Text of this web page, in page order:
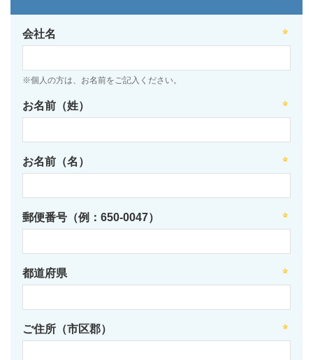
会社名
※個人の方は、お名前をご記入ください。
お名前（姓）
お名前（名）
郵便番号（例：650-0047）
都道府県
ご住所（市区郡）